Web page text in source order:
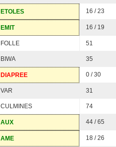
ETOLES 16 / 23
EMIT 16 / 19
FOLLE 51
BIWA 35
DIAPREE 0 / 30
VAR 31
CULMINES 74
AUX 44 / 65
AME 18 / 26